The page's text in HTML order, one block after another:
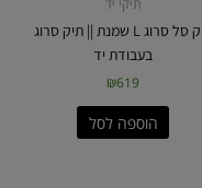
תיקי יד
תיק סל סרוג L שמנת || תיק סרוג
בעבודת יד
₪619
הוספה לסל